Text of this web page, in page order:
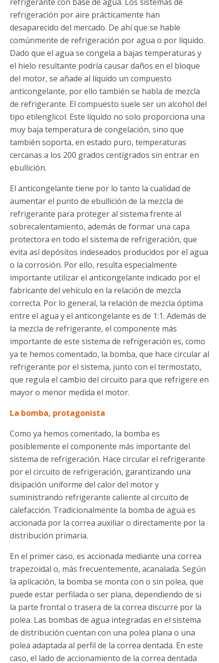
refrigeración por aire prácticamente han
desaparecido del mercado. De ahí que se hable
comúnmente de refrigeración por agua o por líquido.
Dado que el agua se congela a bajas temperaturas y
el hielo resultante podría causar daños en el bloque
del motor, se añade al líquido un compuesto
anticongelante, por ello también se habla de mezcla
de refrigerante. El compuesto suele ser un alcohol del
tipo etilenglicol. Este líquido no solo proporciona una
muy baja temperatura de congelación, sino que
también soporta, en estado puro, temperaturas
cercanas a los 200 grados centígrados sin entrar en
ebullición.
El anticongelante tiene por lo tanto la cualidad de
aumentar el punto de ebullición de la mezcla de
refrigerante para proteger al sistema frente al
sobrecalentamiento, además de formar una capa
protectora en todo el sistema de refrigeración, que
evita así depósitos indeseados producidos por el agua
o la corrosión. Por ello, resulta especialmente
importante utilizar el anticongelante indicado por el
fabricante del vehículo en la relación de mezcla
correcta. Por lo general, la relación de mezcla óptima
entre el agua y el anticongelante es de 1:1. Además de
la mezcla de refrigerante, el componente más
importante de este sistema de refrigeración es, como
ya te hemos comentado, la bomba, que hace circular al
refrigerante por el sistema, junto con el termostato,
que regula el cambio del circuito para que refrigere en
mayor o menor medida el motor.
La bomba, protagonista
Como ya hemos comentado, la bomba es
posiblemente el componente más importante del
sistema de refrigeración. Hace circular el refrigerante
por el circuito de refrigeración, garantizando una
disipación uniforme del calor del motor y
suministrando refrigerante caliente al circuito de
calefacción. Tradicionalmente la bomba de agua es
accionada por la correa auxiliar o directamente por la
distribución primaria.
En el primer caso, es accionada mediante una correa
trapezoidal o, más frecuentemente, acanalada. Según
la aplicación, la bomba se monta con o sin polea, que
puede estar perfilada o ser plana, dependiendo de si
la parte frontal o trasera de la correa discurre por la
polea. Las bombas de agua integradas en el sistema
de distribución cuentan con una polea plana o una
polea adaptada al perfil de la correa dentada. En este
caso, el lado de accionamiento de la correa dentada